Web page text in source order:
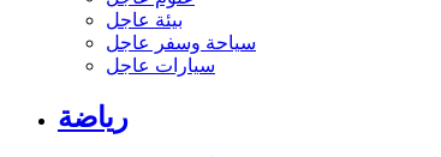
بيئة عاجل
سياحة وسفر عاجل
سيارات عاجل
رياضة